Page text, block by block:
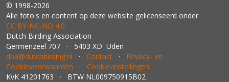
© 1998-2026
Alle foto's en content op deze website gelicenseerd onder
CC BY‑NC‑ND 4.0
Dutch Birding Association
Germenzeel 707 · 5403 XD Uden
dba@dutchbirding.nl · Contact · Privacy- en
Cookievoorwaarden · Cookie-instellingen
KvK 41201763 · BTW NL009750915B02